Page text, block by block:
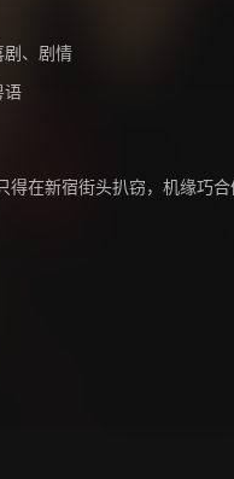
、 剧情
语
得在新宿街头扒窃，机缘巧合